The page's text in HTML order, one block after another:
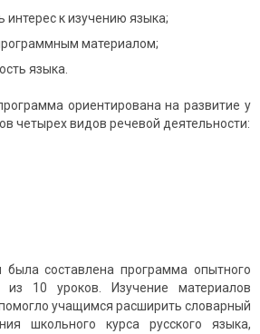
интерес к изучению языка;
материалом;
языка.
ориентирована на развитие у
четырех видов речевой деятельности:
была составлена программа опытного
из 10 уроков. Изучение материалов
учащимся расширить словарный
школьного курса русского языка,